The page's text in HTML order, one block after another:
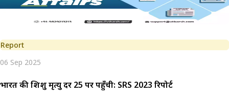
Report
06 Sep 2025
भारत की शिशु मृत्यु दर 25 पर पहुँची: SRS 2023 रिपोर्ट